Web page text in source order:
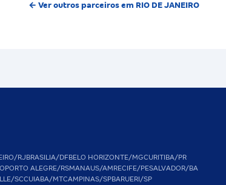
← Ver outros parceiros em RIO DE JANEIRO
RJBRASILIA/DFBELO HORIZONTE/MGCURITIBA/PR
PORTO ALEGRE/RSMANAUS/AMRECIFE/PESALVADOR/BA
SCCUIABA/MTCAMPINAS/SPBARUERI/SP